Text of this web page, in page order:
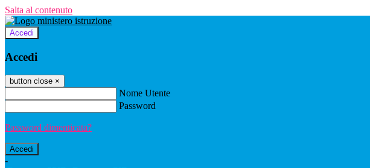
Salta al contenuto
Accedi
Accedi
button close ×
Nome Utente
Password
Password dimenticata?
-